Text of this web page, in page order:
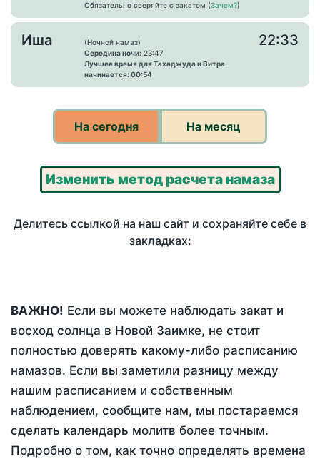
Обязательно сверяйте с закатом (Зачем?)
Иша
(Ночной намаз)
Середина ночи: 23:47
Лучшее время для Тахаджуда и Витра
начинается: 00:54
22:33
На сегодня На месяц
Изменить метод расчета намаза
Делитесь ссылкой на наш сайт и сохраняйте себе в
закладках:
ВАЖНО! Если вы можете наблюдать закат и
восход солнца в Новой Заимке, не стоит
полностью доверять какому-либо расписанию
намазов. Если вы заметили разницу между
нашим расписанием и собственным
наблюдением, сообщите нам, мы постараемся
сделать календарь молитв более точным.
Подробно о том, как точно определять времена